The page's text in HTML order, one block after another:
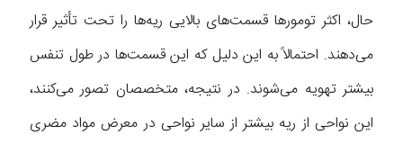
حال، اکثر تومور‌ها قسمت‌های بالایی ریه‌ها را تحت تأثیر قرار
می‌دهند. احتمالاً به این دلیل که این قسمت‌ها در طول تنفس
بیشتر تهویه می‌شوند. در نتیجه، متخصصان تصور می‌کنند،
این نواحی از ریه بیشتر از سایر نواحی در معرض مواد مضری